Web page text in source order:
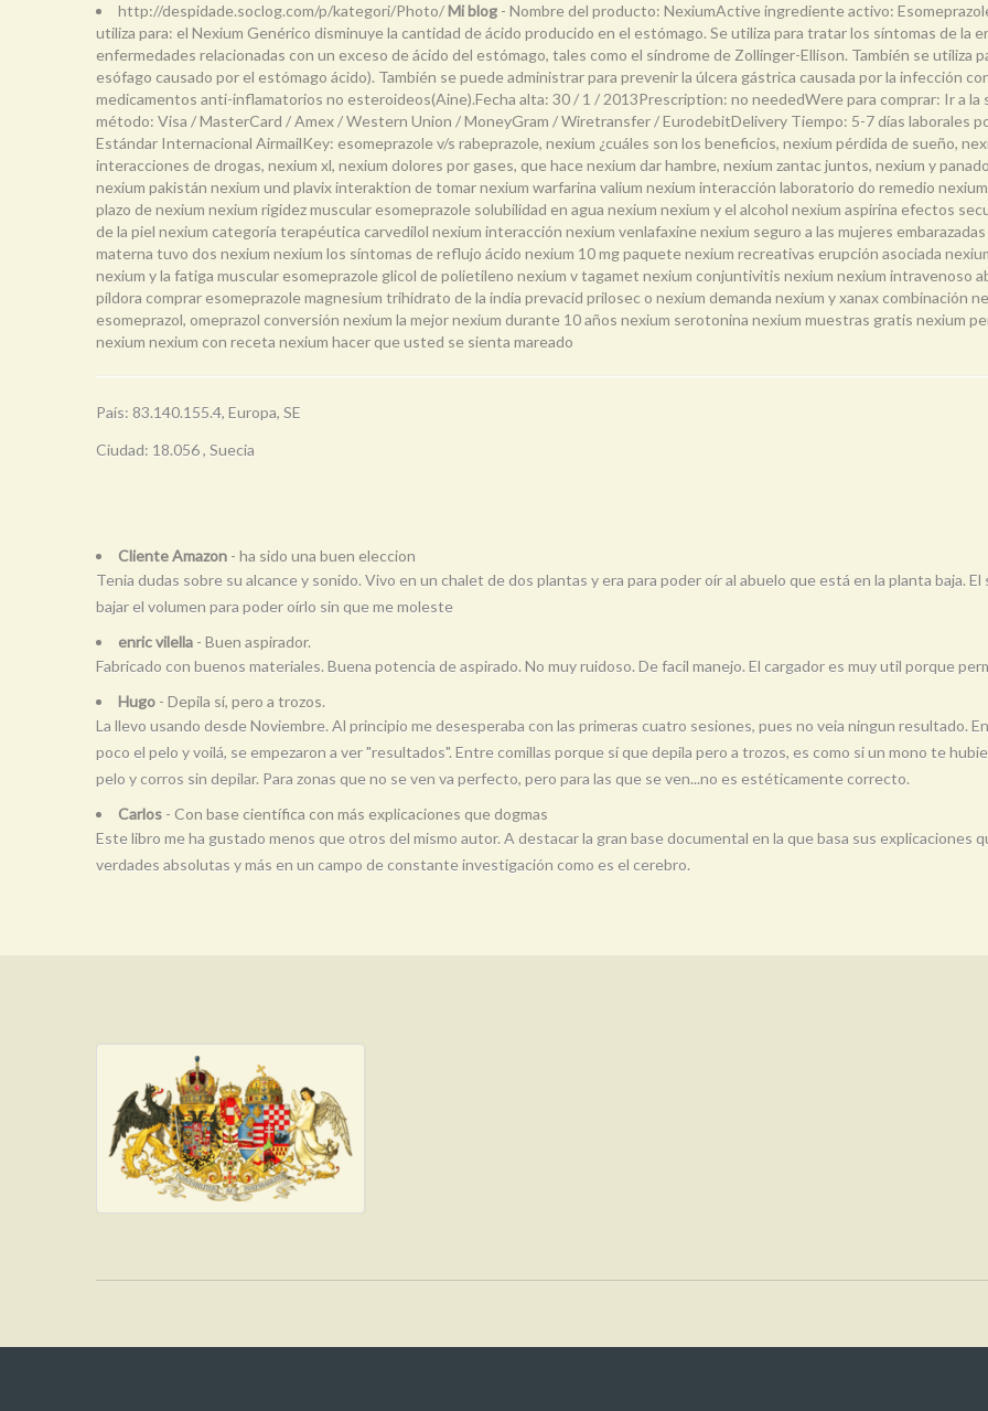
http://despidade.soclog.com/p/kategori/Photo/Mi blog - Nombre del producto: NexiumActive ingrediente activo:
utiliza para: el Nexium Genérico disminuye la cantidad de ácido producido en el estómago. Se utiliza para tratar los síntomas de la
enfermedades relacionadas con un exceso de ácido del estómago, tales como el síndrome de Zollinger-Ellison. También se utiliza
esófago causado por el estómago ácido). También se puede administrar para prevenir la úlcera gástrica causada por la infección
medicamentos anti-inflamatorios no esteroideos(Aine).Fecha alta: 30 / 1 / 2013Prescription: no neededWere para comprar: Ir a
método: Visa / MasterCard / Amex / Western Union / MoneyGram / Wiretransfer / EurodebitDelivery Tiempo: 5-7 días laborales
Estándar Internacional AirmailKey: esomeprazole v/s rabeprazole, nexium ¿cuáles son los beneficios, nexium pérdida de sueño,
interacciones de drogas, nexium xl, nexium dolores por gases, que hace nexium dar hambre, nexium zantac juntos, nexium y
nexium pakistán nexium und plavix interaktion de tomar nexium warfarina valium nexium interacción laboratorio do remedio
plazo de nexium nexium rigidez muscular esomeprazole solubilidad en agua nexium nexium y el alcohol nexium aspirina efectos
de la piel nexium categoría terapéutica carvedilol nexium interacción nexium venlafaxine nexium seguro a las mujeres
materna tuvo dos nexium nexium los síntomas de reflujo ácido nexium 10 mg paquete nexium recreativas erupción asociada
nexium y la fatiga muscular esomeprazole glicol de polietileno nexium v tagamet nexium conjuntivitis nexium nexium intravenoso
píldora comprar esomeprazole magnesium trihidrato de la india prevacid prilosec o nexium demanda nexium y xanax combinación
esomeprazol, omeprazol conversión nexium la mejor nexium durante 10 años nexium serotonina nexium muestras gratis nexium
nexium nexium con receta nexium hacer que usted se sienta mareado
País: 83.140.155.4, Europa, SE
Ciudad: 18.056 , Suecia
Cliente Amazon - ha sido una buen eleccion
Tenia dudas sobre su alcance y sonido. Vivo en un chalet de dos plantas y era para poder oír al abuelo que está en la planta baja.
bajar el volumen para poder oírlo sin que me moleste
enric vilella - Buen aspirador.
Fabricado con buenos materiales. Buena potencia de aspirado. No muy ruidoso. De facil manejo. El cargador es muy util porque
Hugo - Depila sí, pero a trozos.
La llevo usando desde Noviembre. Al principio me desesperaba con las primeras cuatro sesiones, pues no veia ningun resultado.
poco el pelo y voilá, se empezaron a ver "resultados". Entre comillas porque sí que depila pero a trozos, es como si un mono te
pelo y corros sin depilar. Para zonas que no se ven va perfecto, pero para las que se ven...no es estéticamente correcto.
Carlos - Con base científica con más explicaciones que dogmas
Este libro me ha gustado menos que otros del mismo autor. A destacar la gran base documental en la que basa sus explicaciones
verdades absolutas y más en un campo de constante investigación como es el cerebro.